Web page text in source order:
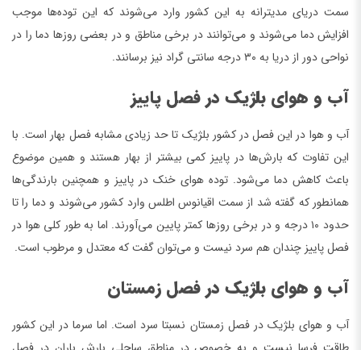
سمت دریای مدیترانه به این کشور وارد می‌شوند که این توده‌ها موجب
افزایش دما می‌شوند و می‌توانند در برخی مناطق و در بعضی روز‌ها دما را در
نواحی دور از دریا به ۳۰ درجه سانتی گراد نیز برسانند.
آب و هوای بلژیک در فصل پاییز
آب و هوا در این فصل در کشور بلژیک تا حد زیادی مشابه فصل بهار است. با
این تفاوت که بارش‌ها در پاییز کمی بیشتر از بهار هستند و همین موضوع
باعث کاهش دما می‌شود. توده‌ هوای خنک در پاییز و همچنین بارندگی‌ها
همانطور که گفته شد از سمت اقیانوس اطلس وارد کشور می‌شوند و دما را تا
حدود ۱۰ درجه و در برخی روزها کمتر پایین می‌آورند. اما به طور کلی هوا در
فصل پاییز چندان هم سرد نیست و می‌توان گفت که معتدل و مرطوب است.
آب و هوای بلژیک در فصل زمستان
آب و هوای بلژیک در فصل زمستان نسبتا سرد است. اما سرما در این کشور